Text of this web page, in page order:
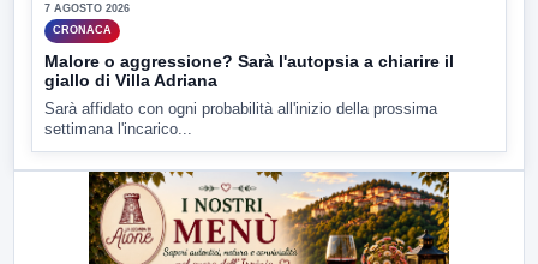
7 AGOSTO 2026
CRONACA
Malore o aggressione? Sarà l'autopsia a chiarire il
giallo di Villa Adriana
Sarà affidato con ogni probabilità all'inizio della prossima
settimana l'incarico...